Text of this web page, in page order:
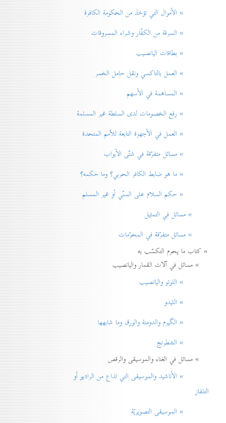
» الأموال التي تؤخذ من الحكومة الكافرة
» السرقة من الكفّار وشراء المسروقات
» بطاقات اليانصيب
» العمل بالتاكسي ونقل حامل الخمر
» المساهمة في الأسهم
» رفع الخصومات لدی السلطة غير المسلمة
» العمل في الأجهزة التابعة للاُمم المتحدة
» مسائل متفرّقة في شتّی الأبواب
» ما هو ضابط الكافر الحربي؟ وما حكمه؟
» حكم السلام علی السنّي أو غير المسلم
» مسائل في التمثيل
» مسائل متفرّقة في المحرّمات
» كتاب ما يحرم التكسّب به
» مسائل في آلات القمار واليانصيب
» اللوتو واليانصيب
» الليدو
» الگيرم والدومنة والورق وما شابهها
» الشطرنج
» مسائل في الغناء والموسيقى والرقص
» الأناشيد والموسيقی التي تذاع من الراديو أو
التلفاز
» الموسيقى التصويريّة